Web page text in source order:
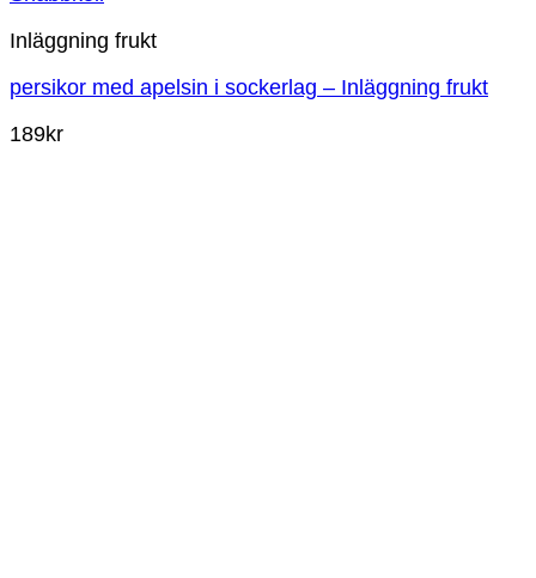
Inläggning frukt
persikor med apelsin i sockerlag – Inläggning frukt
189kr